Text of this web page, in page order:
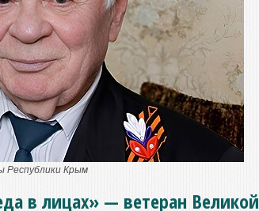
Республики Крым
в лицах» — ветеран Великой